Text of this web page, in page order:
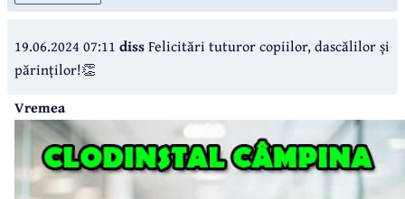
19.06.2024 07:11 dissFelicitări tuturor copiilor, dascălilor și
părinților!👏
Vremea